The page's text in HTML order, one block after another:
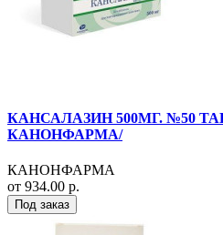
КАНСАЛАЗИН 500МГ. №50
КАНОНФАРМА/
КАНОНФАРМА
от 934.00 р.
Под заказ